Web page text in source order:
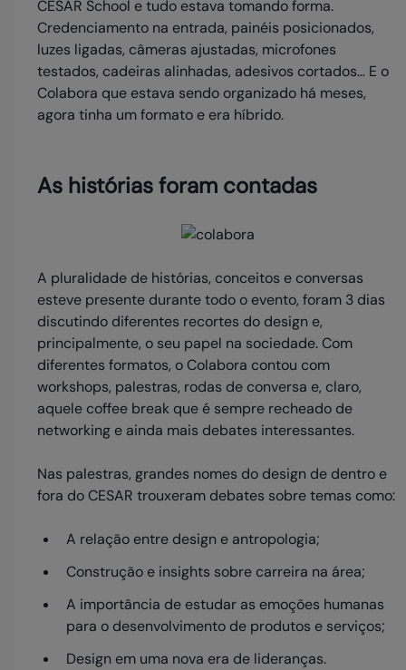
CESAR School e tudo estava tomando forma.
Credenciamento na entrada, painéis posicionados,
luzes ligadas, câmeras ajustadas, microfones
testados, cadeiras alinhadas, adesivos cortados… E o
Colabora que estava sendo organizado há meses,
agora tinha um formato e era híbrido.
As histórias foram contadas
A pluralidade de histórias, conceitos e conversas
esteve presente durante todo o evento, foram 3 dias
discutindo diferentes recortes do design e,
principalmente, o seu papel na sociedade. Com
diferentes formatos, o Colabora contou com
workshops, palestras, rodas de conversa e, claro,
aquele coffee break que é sempre recheado de
networking e ainda mais debates interessantes.
Nas palestras, grandes nomes do design de dentro e
fora do CESAR trouxeram debates sobre temas como:
A relação entre design e antropologia;
Construção e insights sobre carreira na área;
A importância de estudar as emoções humanas
para o desenvolvimento de produtos e serviços;
Design em uma nova era de lideranças.